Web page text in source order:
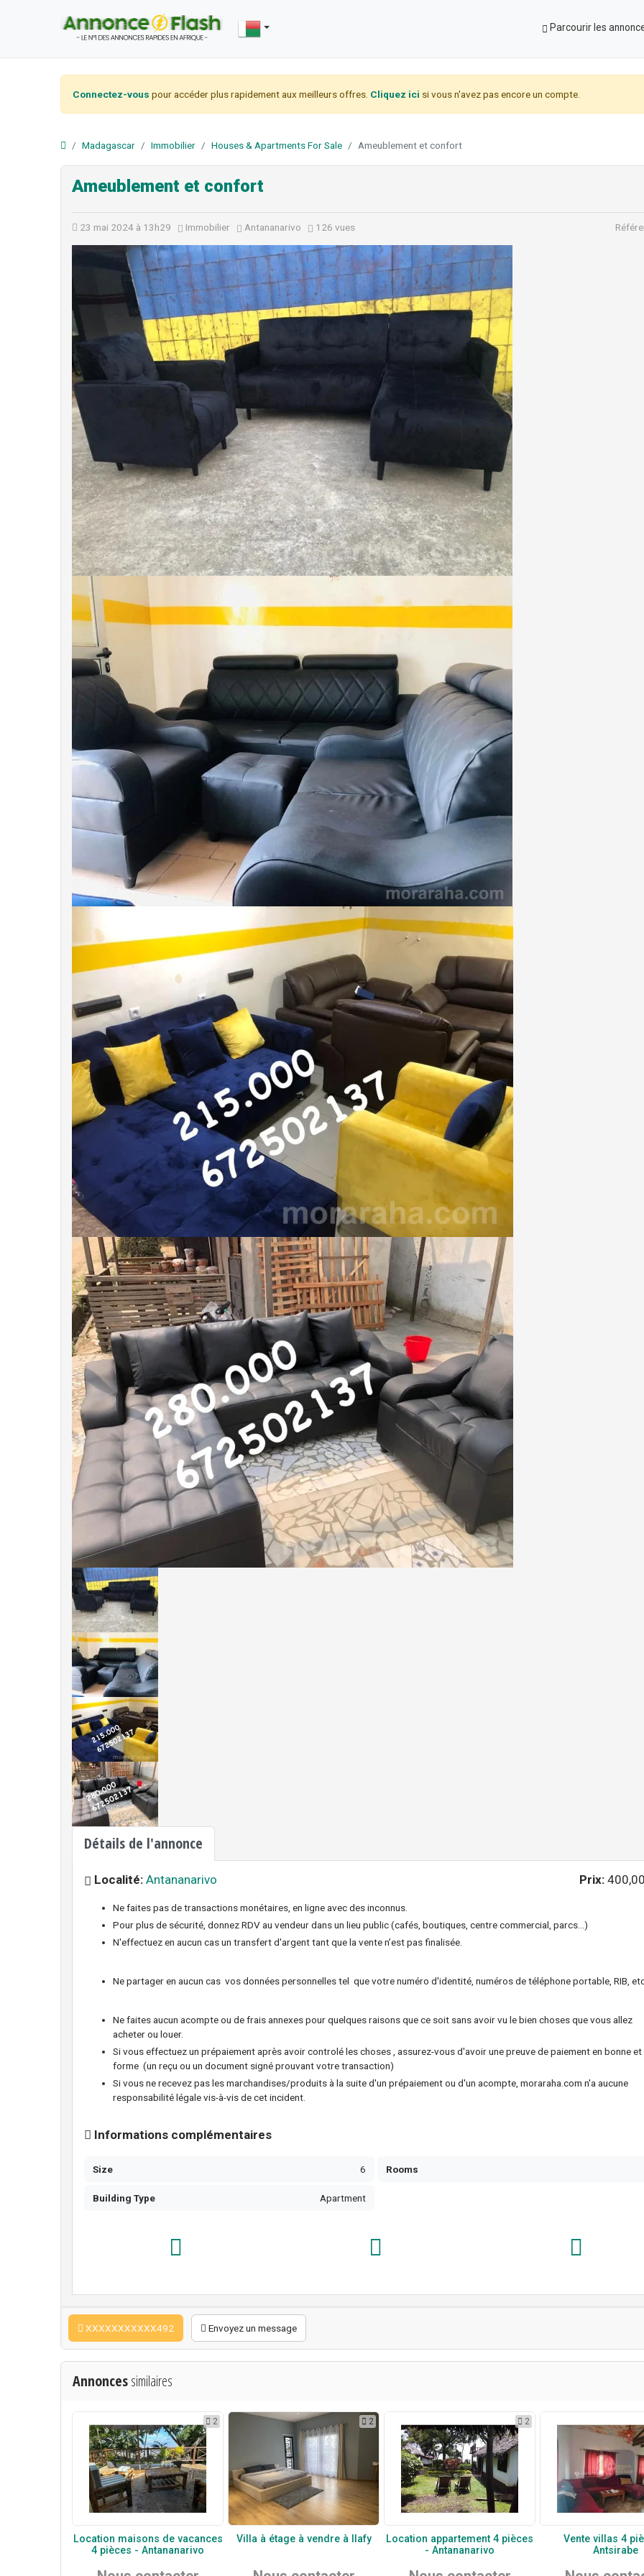
Parcourir les
Connectez-vous pour accéder plus rapidement aux meilleurs offres. Cliquez ici si vous n'avez pas encore un compte.
Madagascar Immobilier Houses & Apartments For Sale Ameublement et confort
Ameublement et confort
23 mai 2024 à 13h29 Immobilier Antananarivo 126 vues
Détails de l'annonce
Localité: Antananarivo Prix:
Ne faites pas de transactions monétaires, en ligne avec des inconnus.
Pour plus de sécurité, donnez RDV au vendeur dans un lieu public (cafés, boutiques, centre commercial, parcs...)
N'effectuez en aucun cas un transfert d'argent tant que la vente n’est pas finalisée.
Ne partager en aucun cas vos données personnelles tel que votre numéro d'identité, numéros de téléphone portable, RIB,
Ne faites aucun acompte ou de frais annexes pour quelques raisons que ce soit sans avoir vu le bien choses que vous allez
acheter ou louer.
Si vous effectuez un prépaiement après avoir controlé les choses , assurez-vous d'avoir une preuve de paiement en bonne et
forme (un reçu ou un document signé prouvant votre transaction)
Si vous ne recevez pas les marchandises/produits à la suite d'un prépaiement ou d'un acompte, moraraha.com n'a aucune
responsabilité légale vis-à-vis de cet incident.
Informations complémentaires
Size 6 Rooms
Building Type Apartment
XXXXXXXXXXX492 Envoyez un message
Annoncessimilaires
2
Location maisons de vacances
4 pièces - Antananarivo
2
Villa à étage à vendre à Ilafy
2
Location appartement 4 pièces
- Antananarivo
Vente villas 4
Antsirabe